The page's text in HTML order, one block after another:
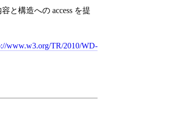
と構造への access を提
www.w3.org/TR/2010/WD-